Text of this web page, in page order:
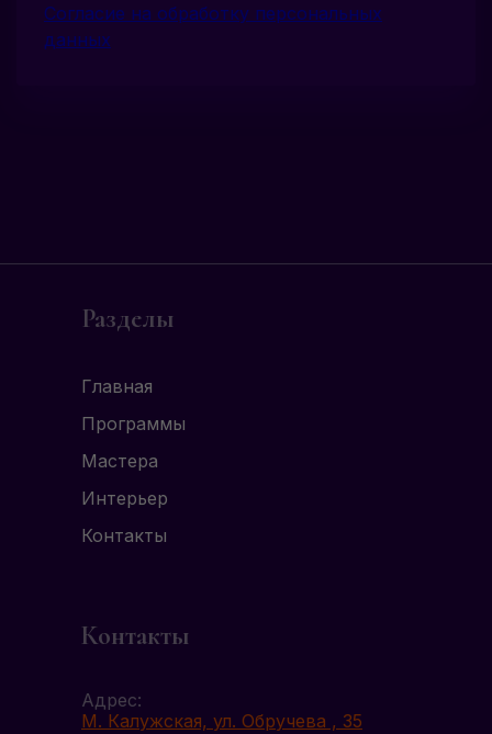
Согласие на обработку персональных
данных
Разделы
Главная
Программы
Мастера
Интерьер
Контакты
Контакты
Адрес:
М. Калужская, ул. Обручева , 35